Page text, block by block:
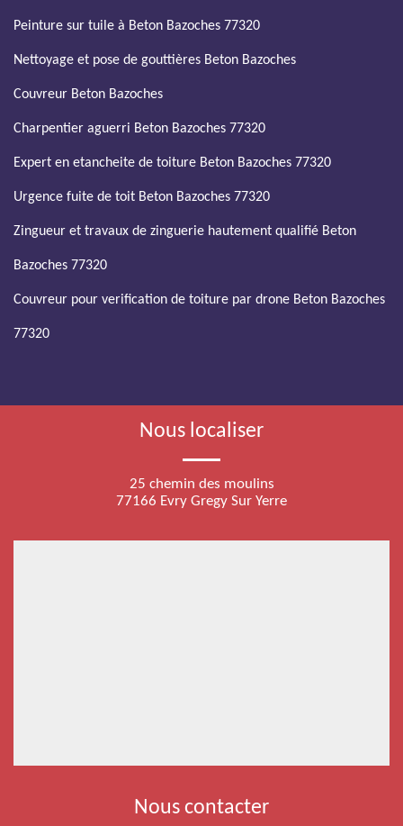
Peinture sur tuile à Beton Bazoches 77320
Nettoyage et pose de gouttières Beton Bazoches
Couvreur Beton Bazoches
Charpentier aguerri Beton Bazoches 77320
Expert en etancheite de toiture Beton Bazoches 77320
Urgence fuite de toit Beton Bazoches 77320
Zingueur et travaux de zinguerie hautement qualifié Beton
Bazoches 77320
Couvreur pour verification de toiture par drone Beton Bazoches
77320
Nous localiser
25 chemin des moulins
77166 Evry Gregy Sur Yerre
Nous contacter